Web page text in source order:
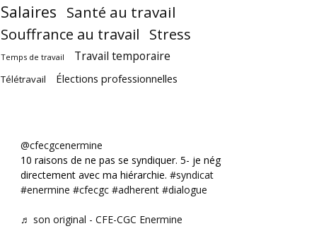
Salaires Santé au travail
Souffrance au travail Stress
Temps de travail Travail temporaire
Télétravail Élections professionnelles
@cfecgcenermine
10 raisons de ne pas se syndiquer. 5- je négocie
directement avec ma hiérarchie. #syndicat
#enermine #cfecgc #adherent #dialogue
♬ son original - CFE-CGC Enermine